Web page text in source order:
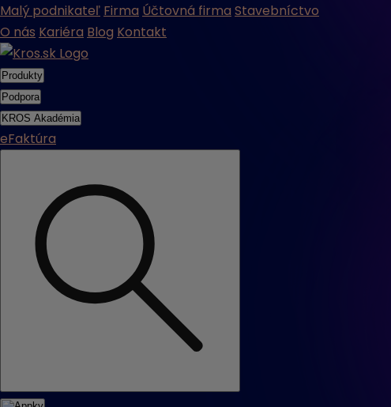
Malý podnikateľ Firma Účtovná firma Stavebníctvo
O nás Kariéra Blog Kontakt
Produkty
Podpora
KROS Akadémia
eFaktúra